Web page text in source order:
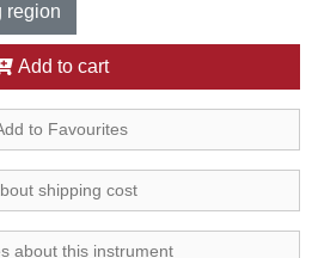
region
Add to cart
to Favourites
shipping cost
about this instrument